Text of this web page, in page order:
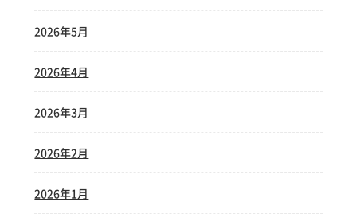
2026年5月
2026年4月
2026年3月
2026年2月
2026年1月